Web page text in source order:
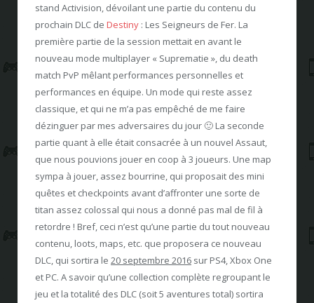
stand Activision, dévoilant une partie du contenu du
prochain DLC de Destiny : Les Seigneurs de Fer. La
première partie de la session mettait en avant le
nouveau mode multiplayer « Suprematie », du death
match PvP mêlant performances personnelles et
performances en équipe. Un mode qui reste assez
classique, et qui ne m’a pas empêché de me faire
dézinguer par mes adversaires du jour 🙂 La seconde
partie quant à elle était consacrée à un nouvel Assaut,
que nous pouvions jouer en coop à 3 joueurs. Une map
sympa à jouer, assez bourrine, qui proposait des mini
quêtes et checkpoints avant d’affronter une sorte de
titan assez colossal qui nous a donné pas mal de fil à
retordre ! Bref, ceci n’est qu’une partie du tout nouveau
contenu, loots, maps, etc. que proposera ce nouveau
DLC, qui sortira le 20 septembre 2016 sur PS4, Xbox One
et PC. A savoir qu’une collection complète regroupant le
jeu et la totalité des DLC (soit 5 aventures total) sortira